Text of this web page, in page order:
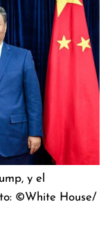
y el
©White House/